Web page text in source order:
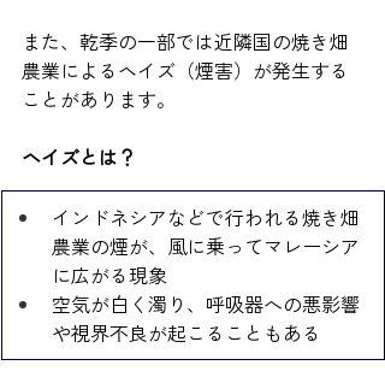
また、乾季の一部では近隣国の焼き畑
農業によるヘイズ（煙害）が発生する
ことがあります。
ヘイズとは？
インドネシアなどで行われる焼き畑
農業の煙が、風に乗ってマレーシア
に広がる現象
空気が白く濁り、呼吸器への悪影響
や視界不良が起こることもある